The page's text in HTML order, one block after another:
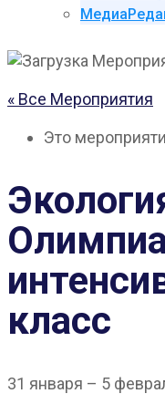
« Все Мероприятия
Это
класс
31 января – 5